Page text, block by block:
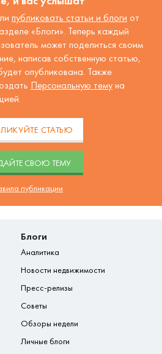
публиковать статьи и блоги от
«Блоги». Теперь каждый
может поделиться своим
написав собственную статью,
опубликована. Также
Персональную тему на
СТАТЬЮ
СВОЮ ТЕМУ
публикации
Блоги
Аналитика
Новости недвижимости
Пресс-релизы
Советы
Обзоры недели
Личные блоги